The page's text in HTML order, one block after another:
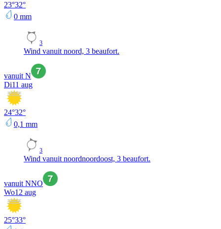
23°32°
0 mm
3
Wind vanuit noord, 3 beaufort.
vanuit N
Di11 aug
24°32°
0,1 mm
3
Wind vanuit noordnoordoost, 3 beaufort.
vanuit NNO
Wo12 aug
25°33°